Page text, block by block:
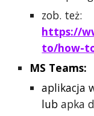
zob. też:
https://
to/how-
MS Teams:
aplikacja
lubapka